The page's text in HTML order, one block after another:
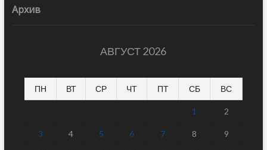
Архив
АВГУСТ 2026
ПН ВТ СР ЧТ ПТ СБ ВС
1 2
3 4 5 6 7 8 9